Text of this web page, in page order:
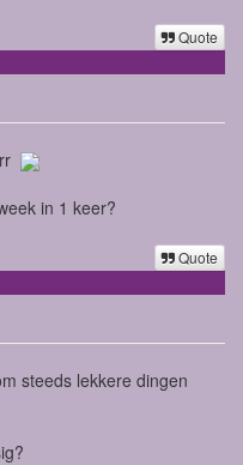
Quote
in 1 keer?
Quote
steeds lekkere dingen